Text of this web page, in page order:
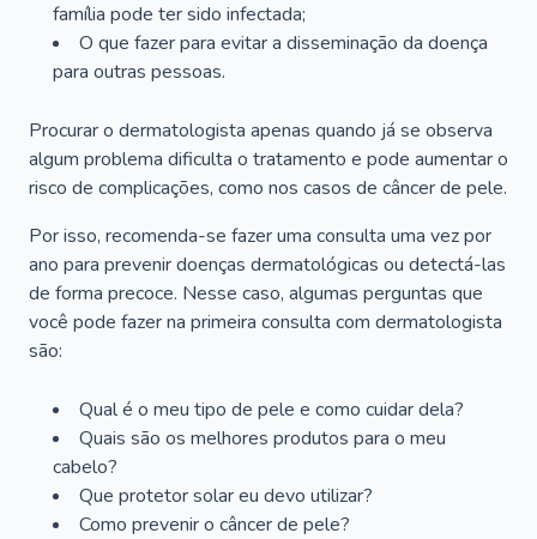
família pode ter sido infectada;
O que fazer para evitar a disseminação da doença
para outras pessoas.
Procurar o dermatologista apenas quando já se observa
algum problema dificulta o tratamento e pode aumentar o
risco de complicações, como nos casos de câncer de pele.
Por isso, recomenda-se fazer uma consulta uma vez por
ano para prevenir doenças dermatológicas ou detectá-las
de forma precoce. Nesse caso, algumas perguntas que
você pode fazer na primeira consulta com dermatologista
são:
Qual é o meu tipo de pele e como cuidar dela?
Quais são os melhores produtos para o meu
cabelo?
Que protetor solar eu devo utilizar?
Como prevenir o câncer de pele?